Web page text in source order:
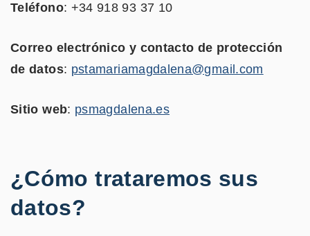
Teléfono: +34 918 93 37 10
Correo electrónico y contacto de protección
de datos: pstamariamagdalena@gmail.com
Sitio web: psmagdalena.es
¿Cómo trataremos sus
datos?